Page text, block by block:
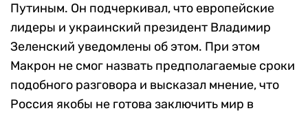
Путиным. Он подчеркивал, что европейские
лидеры и украинский президент Владимир
Зеленский уведомлены об этом. При этом
Макрон не смог назвать предполагаемые сроки
подобного разговора и высказал мнение, что
Россия якобы не готова заключить мир в